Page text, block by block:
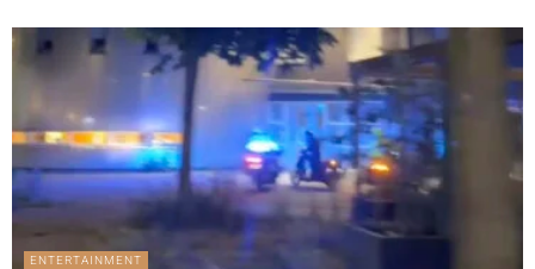
ENTERTAINMENT